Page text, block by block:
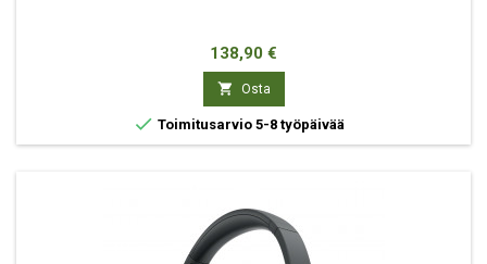
Hinta
138,90 €
 Osta
 Toimitusarvio 5-8 työpäivää